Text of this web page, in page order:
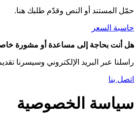
حمّل المستند أو النص وقدّم طلبك هنا.
حاسبة السعر
هل أنت بحاجة إلى مساعدة أو مشورة
راسلنا عبر البريد الإلكتروني وسيسرنا
اتصل بنا
سياسة الخصوصية